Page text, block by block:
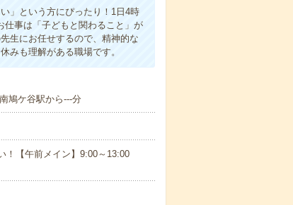
」という方にぴったり！1日4時
仕事は「子どもと関わること」が
生にお任せするので、精神的な
みも理解がある職場です。
鳩ケ谷駅から---分
【午前メイン】9:00～13:00